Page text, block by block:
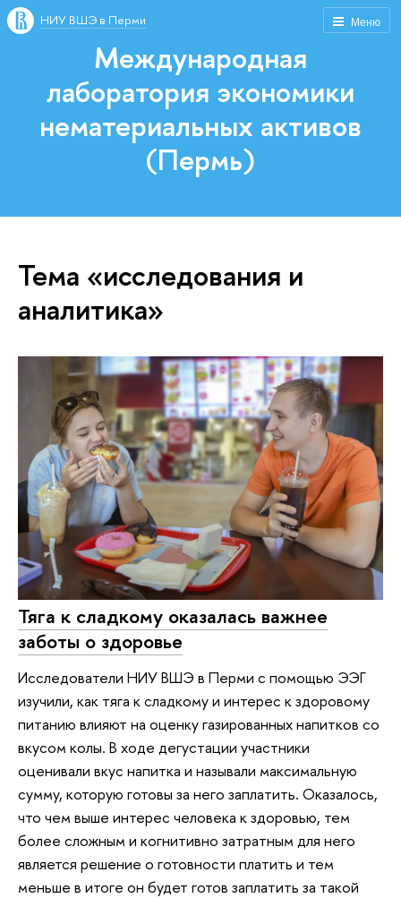
Меню
НИУ ВШЭ в Перми
Международная
лаборатория экономики
нематериальных активов
(Пермь)
Тема «исследования и
аналитика»
Тяга к сладкому оказалась важнее
заботы о здоровье
Исследователи НИУ ВШЭ в Перми с помощью ЭЭГ
изучили, как тяга к сладкому и интерес к здоровому
питанию влияют на оценку газированных напитков со
вкусом колы. В ходе дегустации участники
оценивали вкус напитка и называли максимальную
сумму, которую готовы за него заплатить. Оказалось,
что чем выше интерес человека к здоровью, тем
более сложным и когнитивно затратным для него
является решение о готовности платить и тем
меньше в итоге он будет готов заплатить за такой